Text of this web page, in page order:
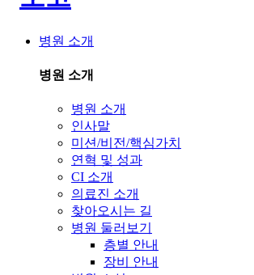
병원 소개
병원 소개
병원 소개
인사말
미션/비전/핵심가치
연혁 및 성과
CI 소개
의료진 소개
찾아오시는 길
병원 둘러보기
층별 안내
장비 안내